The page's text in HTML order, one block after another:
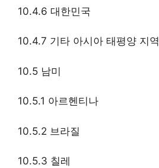
10.4.6 대한민국
10.4.7 기타 아시아 태평양 지역
10.5 남미
10.5.1 아르헨티나
10.5.2 브라질
10.5.3 칠레